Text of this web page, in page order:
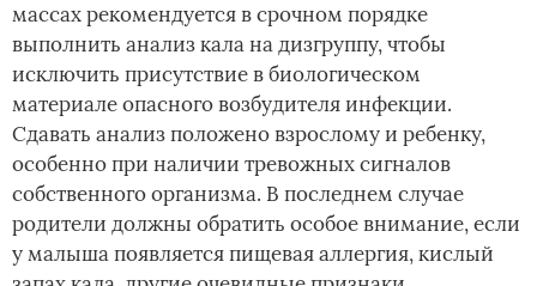
массах рекомендуется в срочном порядке
выполнить анализ кала на дизгруппу, чтобы
исключить присутствие в биологическом
материале опасного возбудителя инфекции.
Сдавать анализ положено взрослому и ребенку,
особенно при наличии тревожных сигналов
собственного организма. В последнем случае
родители должны обратить особое внимание, если
у малыша появляется пищевая аллергия, кислый